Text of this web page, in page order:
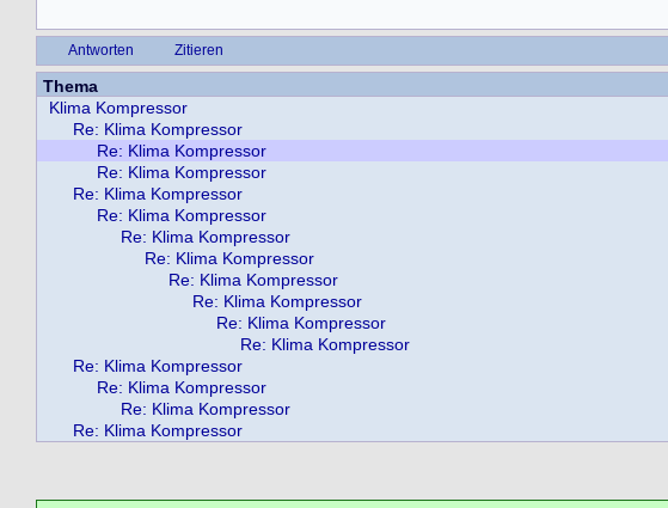
Antworten Zitieren
Thema
Klima Kompressor
Re: Klima Kompressor
Re: Klima Kompressor
Re: Klima Kompressor
Re: Klima Kompressor
Re: Klima Kompressor
Re: Klima Kompressor
Re: Klima Kompressor
Re: Klima Kompressor
Re: Klima Kompressor
Re: Klima Kompressor
Re: Klima Kompressor
Re: Klima Kompressor
Re: Klima Kompressor
Re: Klima Kompressor
Re: Klima Kompressor